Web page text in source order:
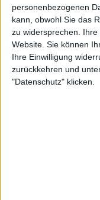
personenbezogenen
kann, obwohl Sie das
zu widersprechen.
Website. Sie können
Ihre Einwilligung
zurückkehren und
"Datenschutz" klicken.